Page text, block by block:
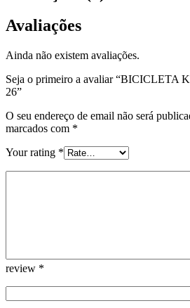
Avaliações
Ainda não existem avaliações.
Seja o primeiro a avaliar “BICICLETA
26”
O seu endereço de email não será
marcados com *
Your rating *
review *